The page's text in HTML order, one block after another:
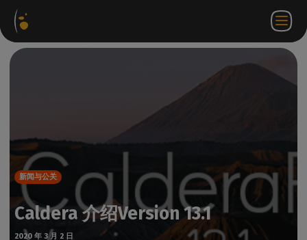
ZH
新闻与公关
Caldera 介绍Version 13.1
2020 年 3 月 2 日